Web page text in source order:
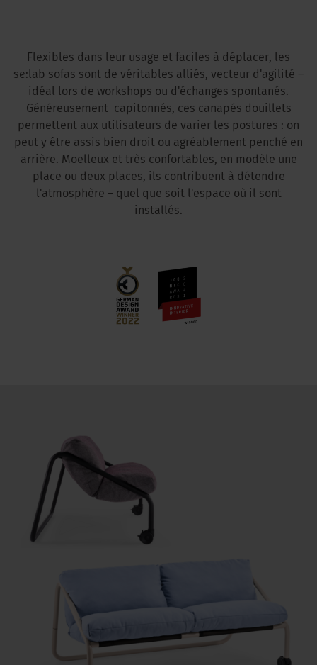
Flexibles dans leur usage et faciles à déplacer, les
se:lab sofas sont de véritables alliés, vecteur d'agilité –
idéal lors de workshops ou d'échanges spontanés.
Généreusement capitonnés, ces canapés douillets
permettent aux utilisateurs de varier les postures : on
peut y être assis bien droit ou agréablement penché en
arrière. Moelleux et très confortables, en modèle une
place ou deux places, ils contribuent à détendre
l'atmosphère – quel que soit l'espace où il sont
installés.